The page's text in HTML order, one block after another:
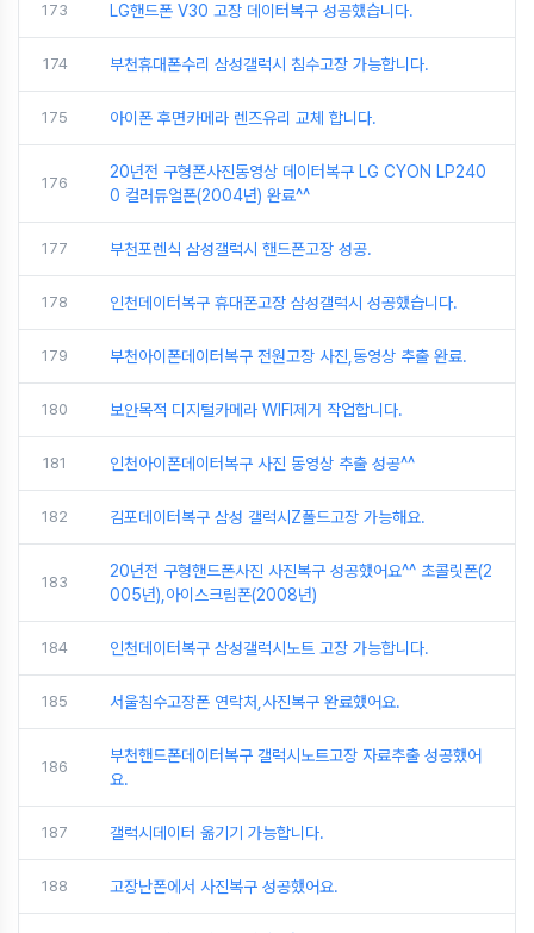
173 LG핸드폰 V30 고장 데이터복구 성공했습니다.
174 부천휴대폰수리 삼성갤럭시 침수고장 가능합니다.
175 아이폰 후면카메라 렌즈유리 교체 합니다.
176
20년전 구형폰사진동영상 데이터복구 LG CYON LP240
0 컬러듀얼폰(2004년) 완료^^
177 부천포렌식 삼성갤럭시 핸드폰고장 성공.
178 인천데이터복구 휴대폰고장 삼성갤럭시 성공했습니다.
179 부천아이폰데이터복구 전원고장 사진,동영상 추출 완료.
180 보안목적 디지털카메라 WIFI제거 작업합니다.
181 인천아이폰데이터복구 사진 동영상 추출 성공^^
182 김포데이터복구 삼성 갤럭시Z폴드고장 가능해요.
183
20년전 구형핸드폰사진 사진복구 성공했어요^^ 초콜릿폰(2
005년),아이스크림폰(2008년)
184 인천데이터복구 삼성갤럭시노트 고장 가능합니다.
185 서울침수고장폰 연락처,사진복구 완료했어요.
186
부천핸드폰데이터복구 갤럭시노트고장 자료추출 성공했어
요.
187 갤럭시데이터 옮기기 가능합니다.
188 고장난폰에서 사진복구 성공했어요.